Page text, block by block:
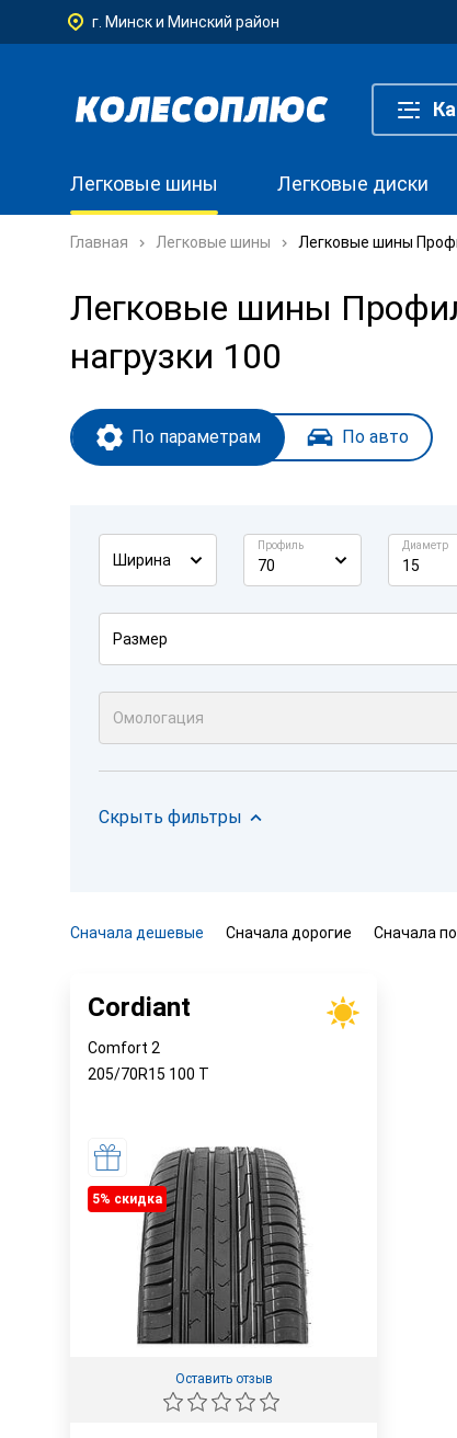
г. Минск и Минский район
Легковые шины Легковые диски
Главная Легковые шины Легковые шины
Легковые шины
нагрузки 100
По параметрам По авто
Ширина
Профиль
70
Диаметр
15
Размер
Омологация
Скрыть фильтры
Сначала дешевые Сначала дорогие Сначала
Cordiant
Comfort 2
205/70R15 100 T
5% cкидка
Оставить отзыв